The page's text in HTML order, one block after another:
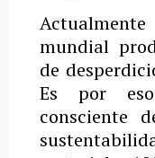
mundial
de
Es por
consciente